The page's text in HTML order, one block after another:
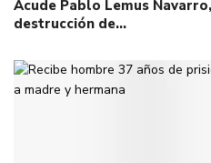
Acude Pablo Lemus
destrucción de…